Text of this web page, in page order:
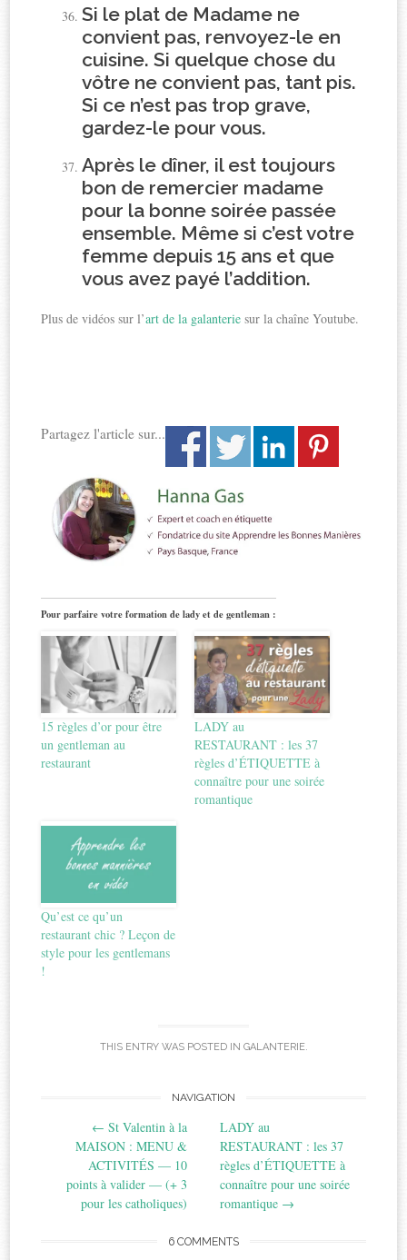
Si le plat de Madame ne
convient pas, renvoyez-le en
cuisine. Si quelque chose du
vôtre ne convient pas, tant pis.
Si ce n’est pas trop grave,
gardez-le pour vous.
Après le dîner, il est toujours
bon de remercier madame
pour la bonne soirée passée
ensemble. Même si c’est votre
femme depuis 15 ans et que
vous avez payé l’addition.
Plus de vidéos sur l’art de la galanterie sur la chaîne Youtube.
Partagez l'article sur...
Pour parfaire votre formation de lady et de gentleman :
15 règles d’or pour être
un gentleman au
restaurant
LADY au
RESTAURANT : les 37
règles d’ÉTIQUETTE à
connaître pour une soirée
romantique
Qu’est ce qu’un
restaurant chic ? Leçon de
style pour les gentlemans
!
THIS ENTRY WAS POSTED IN GALANTERIE.
navigation
NAVIGATION
← St Valentin à la
MAISON : MENU &
ACTIVITÉS — 10
points à valider — (+ 3
pour les catholiques)
LADY au
RESTAURANT : les 37
règles d’ÉTIQUETTE à
connaître pour une soirée
romantique →
6 COMMENTS